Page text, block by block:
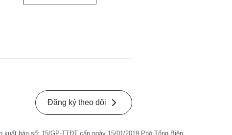
Đăng ký theo dõi
bản số: 15/GP-TTĐT cấp ngày 15/01/2019 Phó Tổng Biên